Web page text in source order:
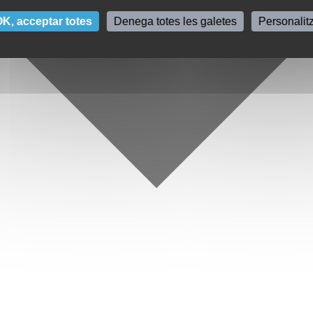
acceptar totes Denega totes les galetes